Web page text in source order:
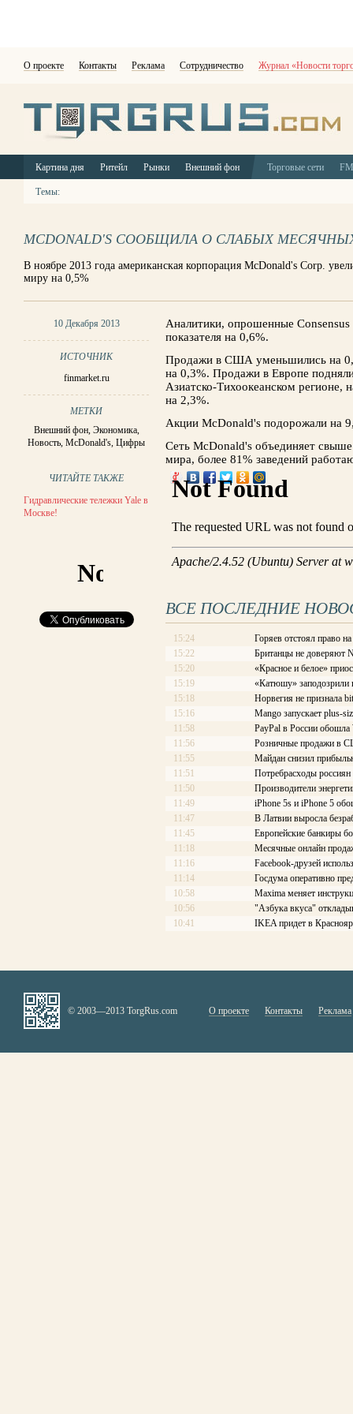
О проекте Контакты Реклама Сотрудничество Журнал «Новости
Картина дня Ритейл Рынки Внешний фон Торговые сети
Темы:
MCDONALD'S СООБЩИЛА О СЛАБЫХ
В ноябре 2013 года американская корпорация McDonald's Corp.
миру на 0,5%
10 Декабря 2013
ИСТОЧНИК
finmarket.ru
МЕТКИ
Внешний фон, Экономика,
Новость,McDonald's,Цифры
ЧИТАЙТЕ ТАКЖЕ
Гидравлические тележки Yale в
Москве!
Аналитики, опрошенные
показателя на 0,6%.
Продажи в США уменьшились на
на 0,3%. Продажи в Европе
Азиатско-Тихоокеанском
на 2,3%.
Акции McDonald's подорожали на
Сеть McDonald's объединяет
мира, более 81% заведений
ВСЕ ПОСЛЕДНИЕ
15:24
Горяев отстоял право
15:22
Британцы не доверяют
15:20
«Красное и белое»
15:19
«Катюшу» заподозрили
15:18
Норвегия не признала
15:16
Mango запускает plus-
11:58
PayPal в России обошла
11:56
Розничные продажи в
11:55
Майдан снизил
11:51
Потребрасходы россиян
11:50
Производители
11:49
iPhone 5s и iPhone 5
11:47
В Латвии выросла
11:45
Европейские банкиры
11:18
Месячные онлайн
11:16
Facebook-друзей
11:14
Госдума оперативно
10:58
Maxima меняет
10:56
"Азбука вкуса"
10:41
IKEA придет в
© 2003—2013 TorgRus.com О проекте Контакты Реклама